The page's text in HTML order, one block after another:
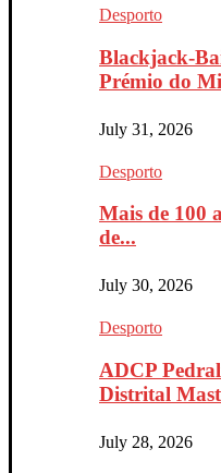
Desporto
Blackjack-
Prémio do
July 31, 2026
Desporto
Mais de 100
de...
July 30, 2026
Desporto
ADCP
Distrital
July 28, 2026